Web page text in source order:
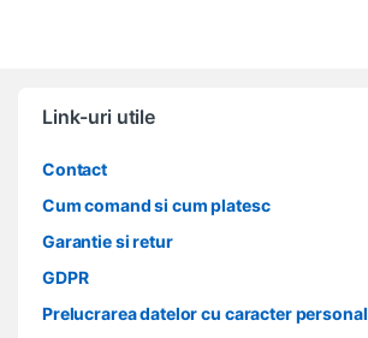
Link-uri utile
Contact
Cum comand si cum platesc
Garantie si retur
GDPR
Prelucrarea datelor cu caracter personal